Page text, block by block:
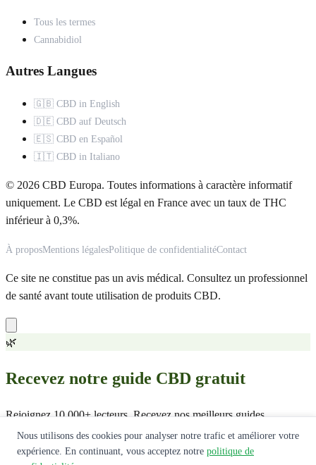
Tous les termes
Cannabidiol
Autres Langues
🇬🇧 CBD in English
🇩🇪 CBD auf Deutsch
🇪🇸 CBD en Español
🇮🇹 CBD in Italiano
© 2026 CBD Europa. Toutes informations à caractère informatif
uniquement. Le CBD est légal en France avec un taux de THC
inférieur à 0,3%.
À proposMentions légalesPolitique de confidentialitéContact
Ce site ne constitue pas un avis médical. Consultez un professionnel
de santé avant toute utilisation de produits CBD.
🌿
Recevez notre guide CBD gratuit
Rejoignez 10 000+ lecteurs. Recevez nos meilleurs guides,
comparatifs et offres exclusives.
Nous utilisons des cookies pour analyser notre trafic et améliorer votre
expérience. En continuant, vous acceptez notre politique de